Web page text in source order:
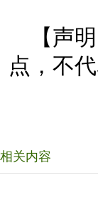
【声
点，不
相关内容